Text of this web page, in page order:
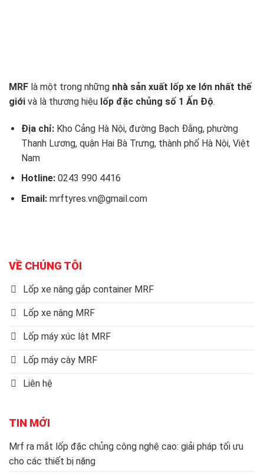
MRF là một trong những nhà sản xuất lốp xe lớn nhất thế
giới và là thương hiệu lốp đặc chủng số 1 Ấn Độ.
Địa chỉ:Kho Cảng Hà Nội, đường Bạch Đằng, phường
Thanh Lương, quận Hai Bà Trưng, thành phố Hà Nội, Việt
Nam
Hotline: 0243 990 4416
Email: mrftyres.vn@gmail.com
VỀ CHÚNG TÔI
Lốp xe nâng gắp container MRF
Lốp xe nâng MRF
Lốp máy xúc lật MRF
Lốp máy cày MRF
Liên hệ
TIN MỚI
Mrf ra mắt lốp đặc chủng công nghệ cao: giải pháp tối ưu
cho các thiết bị nặng